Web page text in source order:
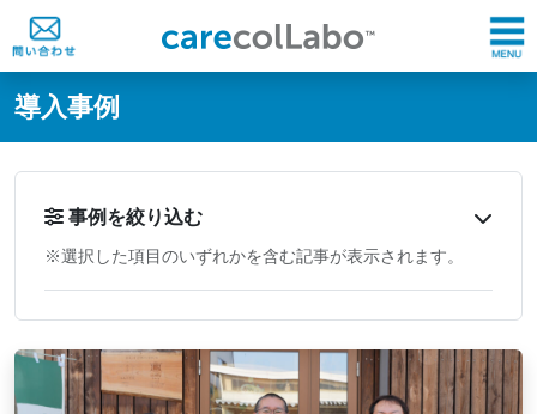
@ -0,0 +1,60 @@
導入事例
事例を絞り込む
※選択した項目のいずれかを含む記事が表示されます。